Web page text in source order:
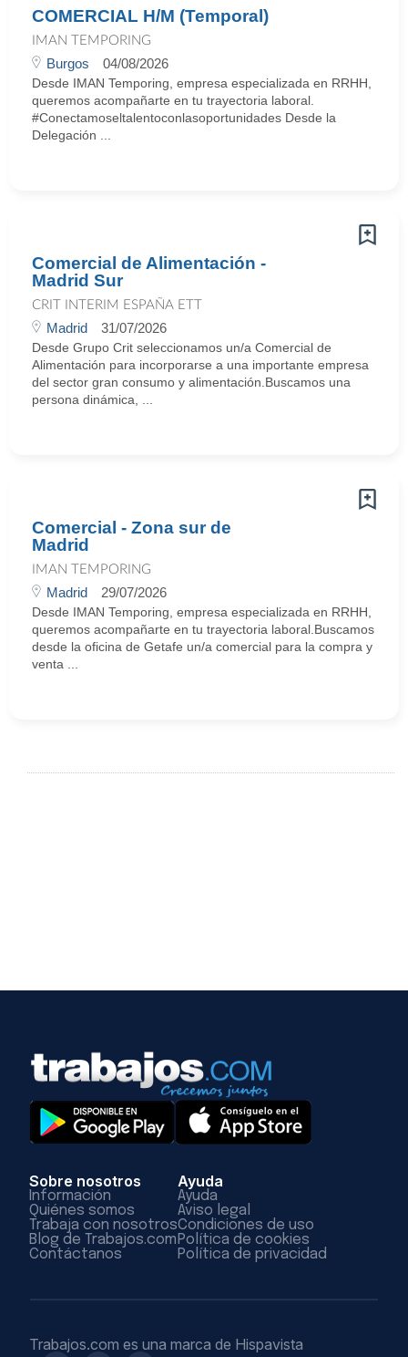
COMERCIAL H/M (Temporal)
IMAN TEMPORING
Burgos 04/08/2026
Desde IMAN Temporing, empresa especializada en RRHH,
queremos acompañarte en tu trayectoria laboral.
#Conectamoseltalentoconlasoportunidades Desde la
Delegación ...
Comercial de Alimentación -
Madrid Sur
CRIT INTERIM ESPAÑA ETT
Madrid 31/07/2026
Desde Grupo Crit seleccionamos un/a Comercial de
Alimentación para incorporarse a una importante empresa
del sector gran consumo y alimentación.Buscamos una
persona dinámica, ...
Comercial - Zona sur de
Madrid
IMAN TEMPORING
Madrid 29/07/2026
Desde IMAN Temporing, empresa especializada en RRHH,
queremos acompañarte en tu trayectoria laboral.Buscamos
desde la oficina de Getafe un/a comercial para la compra y
venta ...
Sobre nosotros
Información
Quiénes somos
Trabaja con nosotros
Blog de Trabajos.com
Contáctanos
Ayuda
Ayuda
Aviso legal
Condiciones de uso
Política de cookies
Política de privacidad
Trabajos.com es una marca de Hispavista